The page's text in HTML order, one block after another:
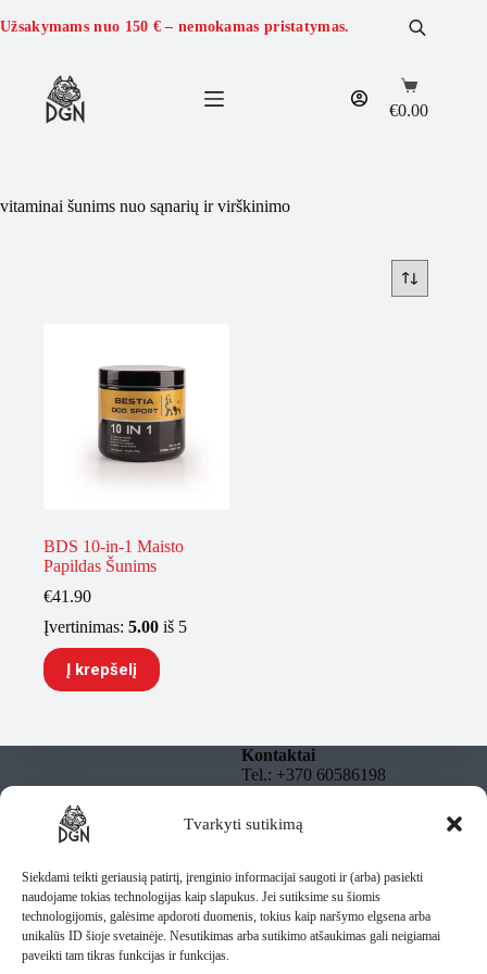
Tvarkyti sutikimą
Siekdami teikti geriausią patirtį, įrenginio informacijai saugoti ir (arba) pasiekti
naudojame tokias technologijas kaip slapukus. Jei sutiksime su šiomis
technologijomis, galėsime apdoroti duomenis, tokius kaip naršymo elgsena arba
unikalūs ID šioje svetainėje. Nesutikimas arba sutikimo atšaukimas gali neigiamai
paveikti tam tikras funkcijas ir funkcijas.
to
Užsakymams nuo 150 € – nemokamas pristatymas.
Shopping
cart
€0.00
vitaminai šunims nuo sąnarių ir virškinimo
BDS 10-in-1 Maisto
Papildas Šunims
€41.90
Įvertinimas: 5.00 iš 5
Į krepšelį
Informacija
Taisyklės
Pristatymas
Kontaktai
Tel.: +370 60586198
DGNBULLY – Tomas
Daugnoras
Individuali veikla pagal
pažymą